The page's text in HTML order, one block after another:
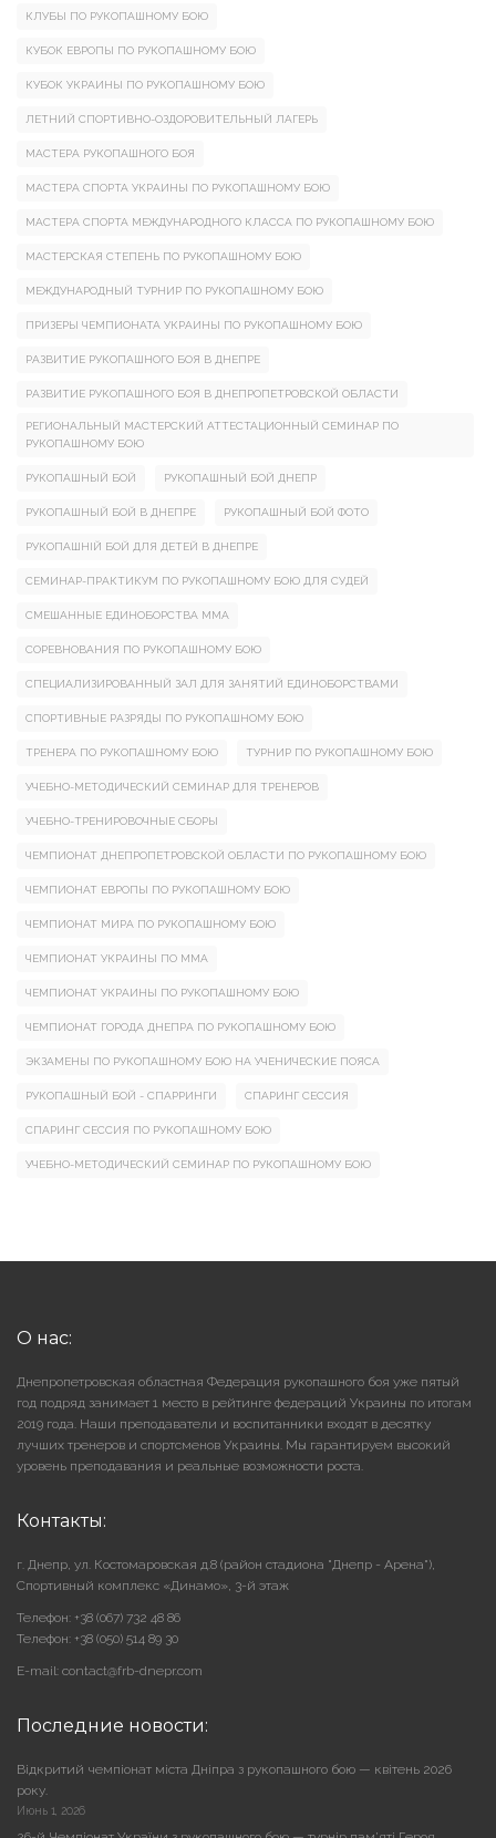
КЛУБЫ ПО РУКОПАШНОМУ БОЮ
КУБОК ЕВРОПЫ ПО РУКОПАШНОМУ БОЮ
КУБОК УКРАИНЫ ПО РУКОПАШНОМУ БОЮ
ЛЕТНИЙ СПОРТИВНО-ОЗДОРОВИТЕЛЬНЫЙ ЛАГЕРЬ
МАСТЕРА РУКОПАШНОГО БОЯ
МАСТЕРА СПОРТА УКРАИНЫ ПО РУКОПАШНОМУ БОЮ
МАСТЕРА СПОРТА МЕЖДУНАРОДНОГО КЛАССА ПО РУКОПАШНОМУ БОЮ
МАСТЕРСКАЯ СТЕПЕНЬ ПО РУКОПАШНОМУ БОЮ
МЕЖДУНАРОДНЫЙ ТУРНИР ПО РУКОПАШНОМУ БОЮ
ПРИЗЕРЫ ЧЕМПИОНАТА УКРАИНЫ ПО РУКОПАШНОМУ БОЮ
РАЗВИТИЕ РУКОПАШНОГО БОЯ В ДНЕПРЕ
РАЗВИТИЕ РУКОПАШНОГО БОЯ В ДНЕПРОПЕТРОВСКОЙ ОБЛАСТИ
РЕГИОНАЛЬНЫЙ МАСТЕРСКИЙ АТТЕСТАЦИОННЫЙ СЕМИНАР ПО
РУКОПАШНОМУ БОЮ
РУКОПАШНЫЙ БОЙ РУКОПАШНЫЙ БОЙ ДНЕПР
РУКОПАШНЫЙ БОЙ В ДНЕПРЕ РУКОПАШНЫЙ БОЙ ФОТО
РУКОПАШНІЙ БОЙ ДЛЯ ДЕТЕЙ В ДНЕПРЕ
СЕМИНАР-ПРАКТИКУМ ПО РУКОПАШНОМУ БОЮ ДЛЯ СУДЕЙ
СМЕШАННЫЕ ЕДИНОБОРСТВА ММА
СОРЕВНОВАНИЯ ПО РУКОПАШНОМУ БОЮ
СПЕЦИАЛИЗИРОВАННЫЙ ЗАЛ ДЛЯ ЗАНЯТИЙ ЕДИНОБОРСТВАМИ
СПОРТИВНЫЕ РАЗРЯДЫ ПО РУКОПАШНОМУ БОЮ
ТРЕНЕРА ПО РУКОПАШНОМУ БОЮ ТУРНИР ПО РУКОПАШНОМУ БОЮ
УЧЕБНО-МЕТОДИЧЕСКИЙ СЕМИНАР ДЛЯ ТРЕНЕРОВ
УЧЕБНО-ТРЕНИРОВОЧНЫЕ СБОРЫ
ЧЕМПИОНАТ ДНЕПРОПЕТРОВСКОЙ ОБЛАСТИ ПО РУКОПАШНОМУ БОЮ
ЧЕМПИОНАТ ЕВРОПЫ ПО РУКОПАШНОМУ БОЮ
ЧЕМПИОНАТ МИРА ПО РУКОПАШНОМУ БОЮ
ЧЕМПИОНАТ УКРАИНЫ ПО ММА
ЧЕМПИОНАТ УКРАИНЫ ПО РУКОПАШНОМУ БОЮ
ЧЕМПИОНАТ ГОРОДА ДНЕПРА ПО РУКОПАШНОМУ БОЮ
ЭКЗАМЕНЫ ПО РУКОПАШНОМУ БОЮ НА УЧЕНИЧЕСКИЕ ПОЯСА
РУКОПАШНЫЙ БОЙ - СПАРРИНГИ СПАРИНГ СЕССИЯ
СПАРИНГ СЕССИЯ ПО РУКОПАШНОМУ БОЮ
УЧЕБНО-МЕТОДИЧЕСКИЙ СЕМИНАР ПО РУКОПАШНОМУ БОЮ
О нас:
Днепропетровская областная Федерация рукопашного боя уже пятый
год подряд занимает 1 место в рейтинге федераций Украины по итогам
2019 года. Наши преподаватели и воспитанники входят в десятку
лучших тренеров и спортсменов Украины. Мы гарантируем высокий
уровень преподавания и реальные возможности роста.
Контакты:
г. Днепр, ул. Костомаровская д.8 (район стадиона "Днепр - Арена"),
Cпортивный комплекс «Динамо», 3-й этаж
Телефон: +38 (067) 732 48 86
Телефон: +38 (050) 514 89 30
E-mail: contact@frb-dnepr.com
Последние новости:
Відкритий чемпіонат міста Дніпра з рукопашного бою — квітень 2026
року.
Июнь 1, 2026